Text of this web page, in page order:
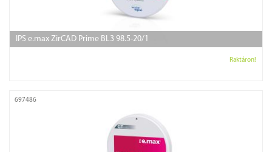
IPS e.max ZirCAD Prime BL3 98.5-20/1
Raktáron!
697486